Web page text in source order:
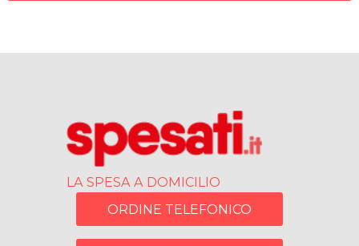
LA SPESA A DOMICILIO
ORDINE TELEFONICO